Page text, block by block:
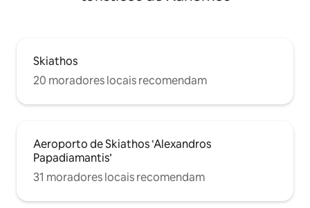
Skiathos
20 moradores locais recomendam
Aeroporto de Skiathos ‘Alexandros
Papadiamantis’
31 moradores locais recomendam